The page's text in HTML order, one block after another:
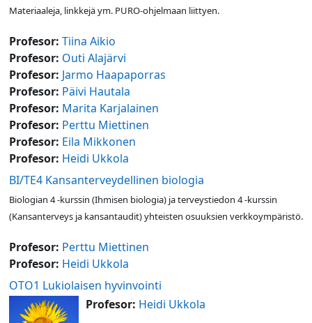
Materiaaleja, linkkejä ym. PURO-ohjelmaan liittyen.
Profesor: Tiina Aikio
Profesor: Outi Alajärvi
Profesor: Jarmo Haapaporras
Profesor: Päivi Hautala
Profesor: Marita Karjalainen
Profesor: Perttu Miettinen
Profesor: Eila Mikkonen
Profesor: Heidi Ukkola
BI/TE4 Kansanterveydellinen biologia
Biologian 4 -kurssin (Ihmisen biologia) ja terveystiedon 4 -kurssin
(Kansanterveys ja kansantaudit) yhteisten osuuksien verkkoympäristö.
Profesor: Perttu Miettinen
Profesor: Heidi Ukkola
OTO1 Lukiolaisen hyvinvointi
Profesor: Heidi Ukkola